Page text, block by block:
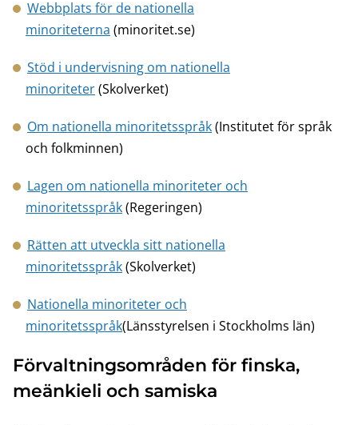
Webbplats för de nationella
minoriteterna (minoritet.se)
Stöd i undervisning om nationella
minoriteter(Skolverket)
Om nationella minoritetsspråk(Institutet för språk
och folkminnen)
Lagen om nationella minoriteter och
minoritetsspråk(Regeringen)
Rätten att utveckla sitt nationella
minoritetsspråk(Skolverket)
Nationella minoriteter och
minoritetsspråk(Länsstyrelsen i Stockholms län)
Förvaltningsområden för finska,
meänkieli och samiska